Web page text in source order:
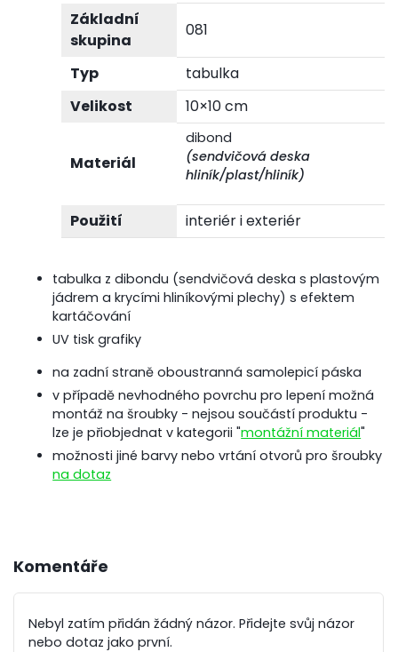
Základní
skupina
081
Typ
tabulka
Velikost
10×10 cm
Materiál
dibond
(sendvičová deska
hliník/plast/hliník)
Použití interiér i exteriér
tabulka z dibondu (sendvičová deska s plastovým
jádrem a krycími hliníkovými plechy) s efektem
kartáčování
UV tisk grafiky
na zadní straně oboustranná samolepicí páska
v případě nevhodného povrchu pro lepení možná
montáž na šroubky - nejsou součástí produktu -
lze je přiobjednat v kategorii "montážní materiál"
možnosti jiné barvy nebo vrtání otvorů pro šroubky
na dotaz
Komentáře
Nebyl zatím přidán žádný názor. Přidejte svůj názor
nebo dotaz jako první.